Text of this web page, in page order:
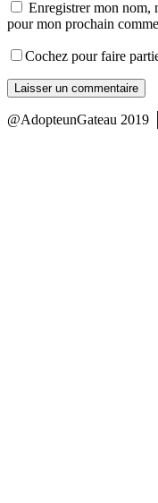
Enregistrer mon nom,
pour mon prochain
Cochez pour faire
@AdopteunGateau 2019 │